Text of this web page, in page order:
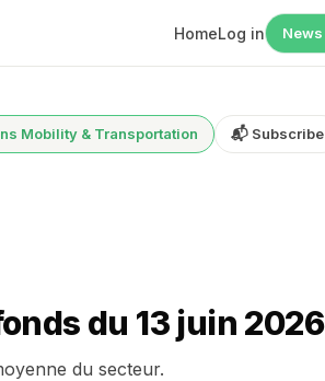
HomeLog in News
Mobility & Transportation 📬 Subscribe
du 13 juin 2026
du secteur.